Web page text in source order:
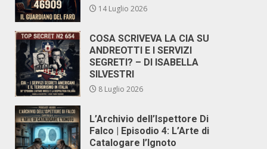
14 Luglio 2026
COSA SCRIVEVA LA CIA SU
ANDREOTTI E I SERVIZI
SEGRETI? – DI ISABELLA
SILVESTRI
8 Luglio 2026
L’Archivio dell’Ispettore Di
Falco | Episodio 4: L’Arte di
Catalogare l’Ignoto